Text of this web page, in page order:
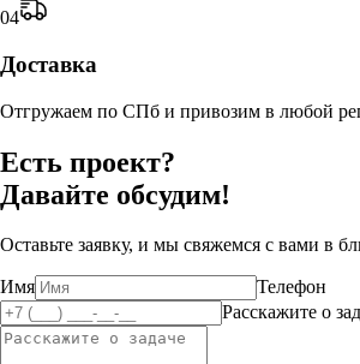
04
Доставка
Отгружаем по СПб и привозим в любой
Есть проект?
Давайте обсудим!
Оставьте заявку, и мы свяжемся с вами в
Имя
Телефон
Расскажите о